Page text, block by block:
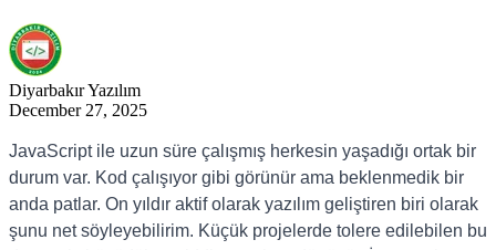
DiyarbakırYazılım
December 27, 2025
JavaScript ile uzun süre çalışmış herkesin yaşadığı ortak bir
durum var. Kod çalışıyor gibi görünür ama beklenmedik bir
anda patlar. On yıldır aktif olarak yazılım geliştiren biri olarak
şunu net söyleyebilirim. Küçük projelerde tolere edilebilen bu